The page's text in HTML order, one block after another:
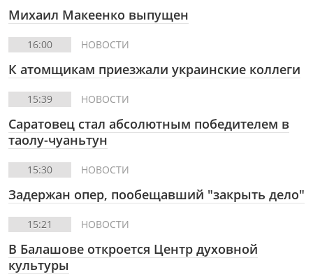
Михаил Макеенко выпущен
16:00 НОВОСТИ
К атомщикам приезжали украинские коллеги
15:39 НОВОСТИ
Саратовец стал абсолютным победителем в
таолу-чуаньтун
15:30 НОВОСТИ
Задержан опер, пообещавший "закрыть дело"
15:21 НОВОСТИ
В Балашове откроется Центр духовной
культуры